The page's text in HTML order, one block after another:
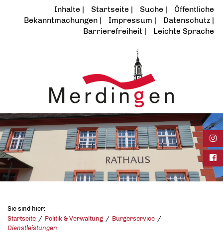
Inhalte Startseite Suche
Öffentliche
Bekanntmachungen
Impressum
Datenschutz
Barrierefreiheit
Leichte Sprache
Sie sind hier:
Startseite
Politik & Verwaltung
Bürgerservice
Dienstleistungen